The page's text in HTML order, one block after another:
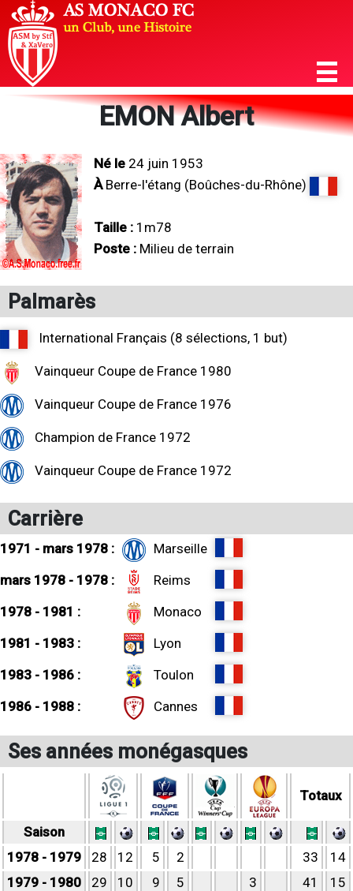
EMON Albert
Né le 24 juin 1953
ÀBerre-l'étang (Boûches-du-Rhône)
Taille : 1m78
Poste : Milieu de terrain
Palmarès
International Français (8 sélections, 1 but)
Vainqueur Coupe de France 1980
Vainqueur Coupe de France 1976
Champion de France 1972
Vainqueur Coupe de France 1972
Carrière
1971 - mars 1978 :
Marseille
mars 1978 - 1978 :
Reims
1978 - 1981 :
Monaco
1981 - 1983 :
Lyon
1983 - 1986 :
Toulon
1986 - 1988 :
Cannes
Ses années monégasques
Totaux
Saison
1978 - 1979
28 12 5 2 33
14
1979 - 1980
29 10 9 5 3 41
15